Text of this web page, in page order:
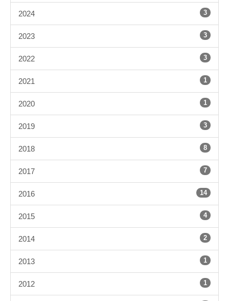
2024 3
2023 3
2022 3
2021 1
2020 1
2019 3
2018 8
2017 7
2016 14
2015 4
2014 2
2013 1
2012 1